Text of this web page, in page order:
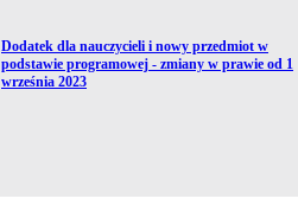
Przejdź do artykułu:
Dodatek dla nauczycieli i nowy przedmiot w
podstawie programowej - zmiany w prawie od 1
września 2023